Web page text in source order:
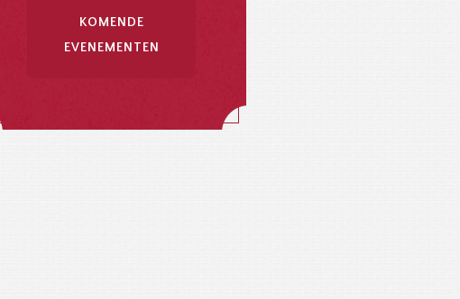
KOMENDE
EVENEMENTEN